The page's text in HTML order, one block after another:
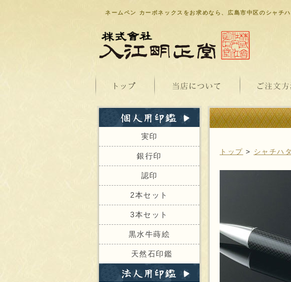
ネームペン カーボネックスをお求めなら、広島市中区のシャチ
実印
銀行印
認印
2本セット
3本セット
黒水牛蒔絵
天然石印鑑
トップ > シャチハ